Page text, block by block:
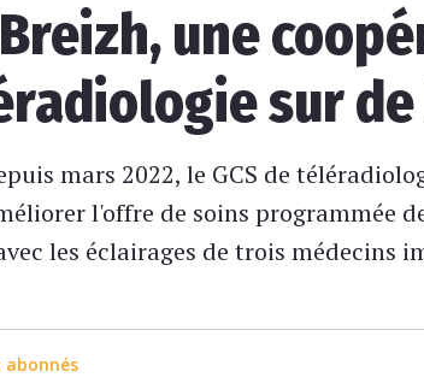
une
sur
mars 2022, le GCS de
l'offre de soins programmée
les éclairages de trois médecins
abonnés